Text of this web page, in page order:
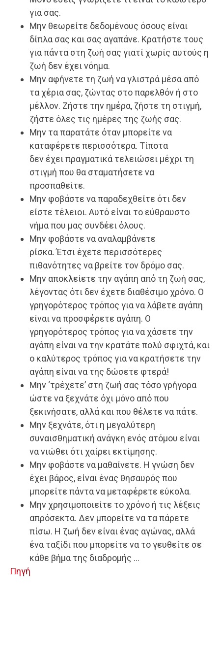
για σας.
Μην θεωρείτε δεδομένους όσους είναι
δίπλα σας και σας αγαπάνε. Κρατήστε τους
για πάντα στη ζωή σας γιατί χωρίς αυτούς η
ζωή δεν έχει νόημα.
Μην αφήνετε τη ζωή να γλιστρά μέσα από
τα χέρια σας, ζώντας στο παρελθόν ή στο
μέλλον. Ζήστε την ημέρα, ζήστε τη στιγμή,
ζήστε όλες τις ημέρες της ζωής σας.
Μην τα παρατάτε όταν μπορείτε να
καταφέρετε περισσότερα. Τίποτα
δεν έχει πραγματικά τελειώσει μέχρι τη
στιγμή που θα σταματήσετε να
προσπαθείτε.
Μην φοβάστε να παραδεχθείτε ότι δεν
είστε τέλειοι. Αυτό είναι το εύθραυστο
νήμα που μας συνδέει όλους.
Μην φοβάστε να αναλαμβάνετε
ρίσκα. Έτσι έχετε περισσότερες
πιθανότητες να βρείτε τον δρόμο σας.
Μην αποκλείετε την αγάπη από τη ζωή σας,
λέγοντας ότι δεν έχετε διαθέσιμο χρόνο. Ο
γρηγορότερος τρόπος για να λάβετε αγάπη
είναι να προσφέρετε αγάπη. Ο
γρηγορότερος τρόπος για να χάσετε την
αγάπη είναι να την κρατάτε πολύ σφιχτά, και
ο καλύτερος τρόπος για να κρατήσετε την
αγάπη είναι να της δώσετε φτερά!
Μην ‘τρέχετε’ στη ζωή σας τόσο γρήγορα
ώστε να ξεχνάτε όχι μόνο από που
ξεκινήσατε, αλλά και που θέλετε να πάτε.
Μην ξεχνάτε, ότι η μεγαλύτερη
συναισθηματική ανάγκη ενός ατόμου είναι
να νιώθει ότι χαίρει εκτίμησης.
Μην φοβάστε να μαθαίνετε. Η γνώση δεν
έχει βάρος, είναι ένας θησαυρός που
μπορείτε πάντα να μεταφέρετε εύκολα.
Μην χρησιμοποιείτε το χρόνο ή τις λέξεις
απρόσεκτα. Δεν μπορείτε να τα πάρετε
πίσω. Η ζωή δεν είναι ένας αγώνας, αλλά
ένα ταξίδι που μπορείτε να το γευθείτε σε
κάθε βήμα της διαδρομής …
Πηγή